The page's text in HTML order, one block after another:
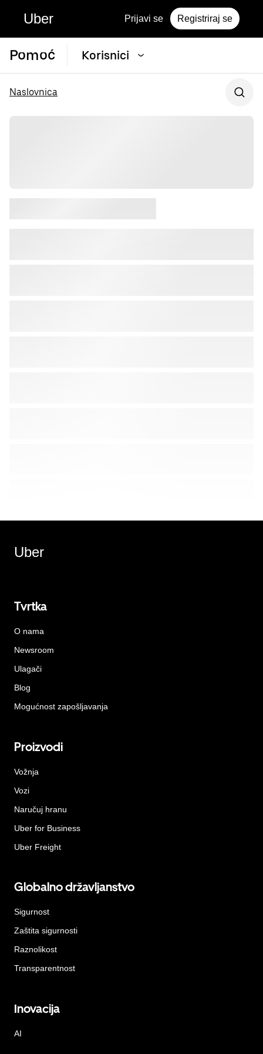
Uber Prijavi se Registriraj se
Pomoć Korisnici
Naslovnica
Uber
Tvrtka
O nama
Newsroom
Ulagači
Blog
Mogućnost zapošljavanja
Proizvodi
Vožnja
Vozi
Naručuj hranu
Uber for Business
Uber Freight
Globalno državljanstvo
Sigurnost
Zaštita sigurnosti
Raznolikost
Transparentnost
Inovacija
AI